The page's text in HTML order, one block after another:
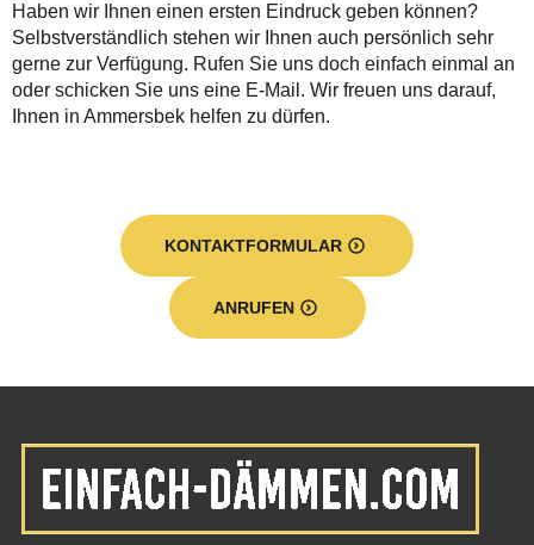
Haben wir Ihnen einen ersten Eindruck geben können?
Selbstverständlich stehen wir Ihnen auch persönlich sehr
gerne zur Verfügung. Rufen Sie uns doch einfach einmal an
oder schicken Sie uns eine E-Mail. Wir freuen uns darauf,
Ihnen in Ammersbek helfen zu dürfen.
KONTAKTFORMULAR
ANRUFEN